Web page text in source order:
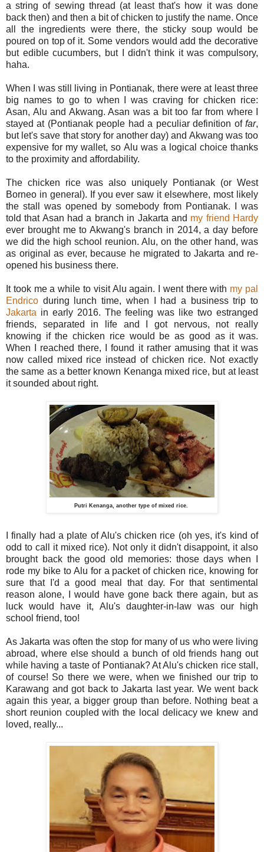
a string of sewing thread (at least that's how it was done
back then) and then a bit of chicken to justify the name. Once
all the ingredients were there, the sticky soup would be
poured on top of it. Some vendors would add the decorative
but edible cucumbers, but I didn't think it was compulsory,
haha.
When I was still living in Pontianak, there were at least three
big names to go to when I was craving for chicken rice:
Asan, Alu and Akwang. Asan was a bit too far from where I
stayed at (Pontianak people had a peculiar definition of far,
but let's save that story for another day) and Akwang was too
expensive for my wallet, so Alu was a logical choice thanks
to the proximity and affordability.
The chicken rice was also uniquely Pontianak (or West
Borneo in general). If you ever saw it elsewhere, most likely
the stall was opened by somebody from Pontianak. I was
told that Asan had a branch in Jakarta and my friend Hardy
ever brought me to Akwang's branch in 2014, a day before
we did the high school reunion. Alu, on the other hand, was
as original as ever, because he migrated to Jakarta and re-
opened his business there.
It took me a while to visit Alu again. I went there with my pal
Endrico during lunch time, when I had a business trip to
Jakarta in early 2016. The feeling was like two estranged
friends, separated in life and I got nervous, not really
knowing if the chicken rice would be as good as it was.
When I reached there, I found it rather amusing that it was
now called mixed rice instead of chicken rice. Not exactly
the same as a better known Kenanga mixed rice, but at least
it sounded about right.
Putri Kenanga, another type of mixed rice.
I finally had a plate of Alu's chicken rice (oh yes, it's kind of
odd to call it mixed rice). Not only it didn't disappoint, it also
brought back the good old memories: those days when I
rode my bike to Alu for a packet of chicken rice, knowing for
sure that I'd a good meal that day. For that sentimental
reason alone, I would have gone back there again, but as
luck would have it, Alu's daughter-in-law was our high
school friend, too!
As Jakarta was often the stop for many of us who were living
abroad, where else should a bunch of old friends hang out
while having a taste of Pontianak? At Alu's chicken rice stall,
of course! So there we were, when we finished our trip to
Karawang and got back to Jakarta last year. We went back
again this year, a bigger group than before. Nothing beat a
short reunion coupled with the local delicacy we knew and
loved, really...